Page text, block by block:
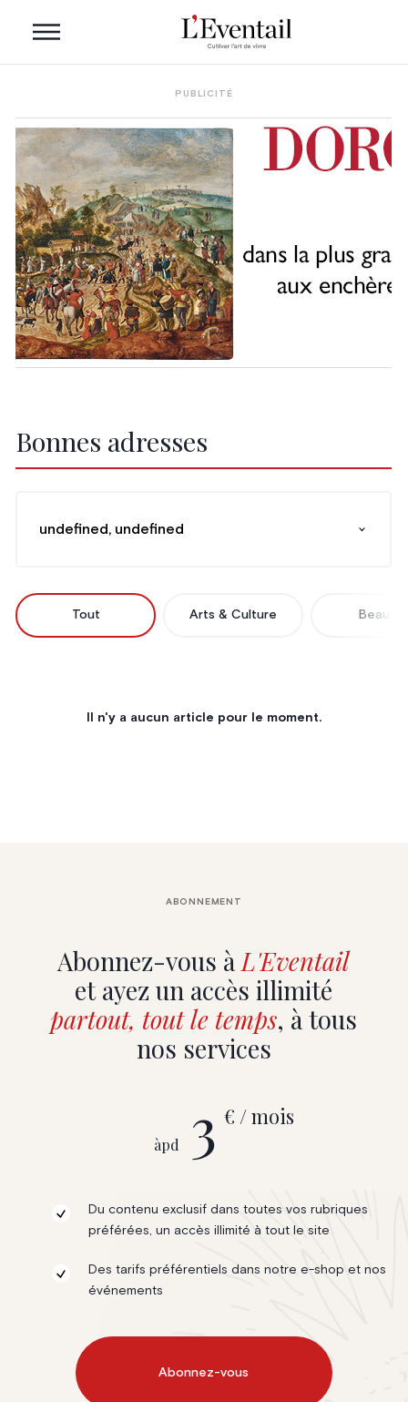
PUBLICITÉ
Bonnes adresses
undefined, undefined
Tout Arts & Culture Beauté
Il n'y a aucun article pour le moment.
Abonnez-vous àL'Eventail
et ayez un accès illimité
partout, tout le temps, à tous
nos services
ABONNEMENT
àpd 3 € / mois
Du contenu exclusif dans toutes vos rubriques
préférées, un accès illimité à tout le site
Des tarifs préférentiels dans notre e-shop et nos
événements
Abonnez-vous